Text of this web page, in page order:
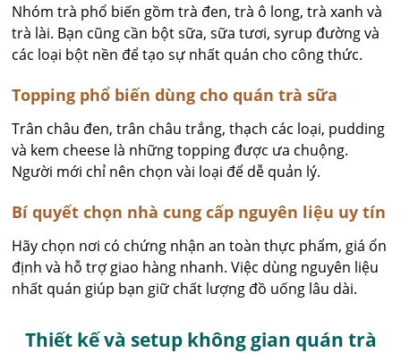
Nhóm trà phổ biến gồm trà đen, trà ô long, trà xanh và
trà lài. Bạn cũng cần bột sữa, sữa tươi, syrup đường và
các loại bột nền để tạo sự nhất quán cho công thức.
Topping phổ biến dùng cho quán trà sữa
Trân châu đen, trân châu trắng, thạch các loại, pudding
và kem cheese là những topping được ưa chuộng.
Người mới chỉ nên chọn vài loại để dễ quản lý.
Bí quyết chọn nhà cung cấp nguyên liệu uy tín
Hãy chọn nơi có chứng nhận an toàn thực phẩm, giá ổn
định và hỗ trợ giao hàng nhanh. Việc dùng nguyên liệu
nhất quán giúp bạn giữ chất lượng đồ uống lâu dài.
Thiết kế và setup không gian quán trà